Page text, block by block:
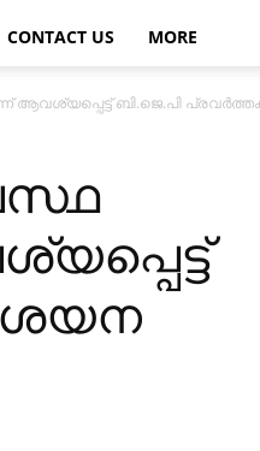
CONTACT US MORE
ആവശ്യപ്പെട്ട് ബി.ജെ.പി
ശയന